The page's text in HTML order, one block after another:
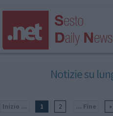
Notizie su
Inizio ... 1 2 ... Fine »